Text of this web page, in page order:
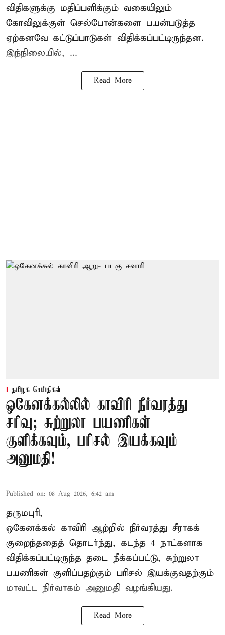
விதிகளுக்கு மதிப்பளிக்கும் வகையிலும்
கோவிலுக்குள் செல்போன்களை பயன்படுத்த
ஏற்கனவே கட்டுப்பாடுகள் விதிக்கப்பட்டிருந்தன.
இந்நிலையில், ...
Read More
தமிழக செய்திகள்
ஒகேனக்கல்லில் காவிரி நீர்வரத்து
சரிவு; சுற்றுலா பயணிகள்
குளிக்கவும், பரிசல் இயக்கவும்
அனுமதி!
Published on: 08 Aug 2026, 6:42 am
தருமபுரி,
ஒகேனக்கல் காவிரி ஆற்றில் நீர்வரத்து சீராகக்
குறைந்ததைத் தொடர்ந்து, கடந்த 4 நாட்களாக
விதிக்கப்பட்டிருந்த தடை நீக்கப்பட்டு, சுற்றுலா
பயணிகள் குளிப்பதற்கும் பரிசல் இயக்குவதற்கும்
மாவட்ட நிர்வாகம் அனுமதி வழங்கியது.
Read More